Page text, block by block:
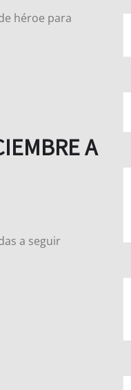
héroe para
A
a seguir